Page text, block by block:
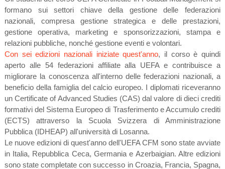
formano sui settori chiave della gestione delle federazioni
nazionali, compresa gestione strategica e delle prestazioni,
gestione operativa, marketing e sponsorizzazioni, stampa e
relazioni pubbliche, nonché gestione eventi e volontari.
Con sei edizioni nazionali iniziate quest'anno, il corso è quindi
aperto alle 54 federazioni affiliate alla UEFA e contribuisce a
migliorare la conoscenza all'interno delle federazioni nazionali, a
beneficio della famiglia del calcio europeo. I diplomati riceveranno
un Certificate of Advanced Studies (CAS) dal valore di dieci crediti
formativi del Sistema Europeo di Trasferimento e Accumulo crediti
(ECTS) attraverso la Scuola Svizzera di Amministrazione
Pubblica (IDHEAP) all'università di Losanna.
Le nuove edizioni di quest'anno dell'UEFA CFM sono state avviate
in Italia, Repubblica Ceca, Germania e Azerbaigian. Altre edizioni
sono state completate con successo in Croazia, Francia, Spagna,